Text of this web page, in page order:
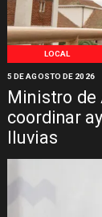
LOCAL
Ministro de
coordinar
lluvias
5 DE AGOSTO DE 2026